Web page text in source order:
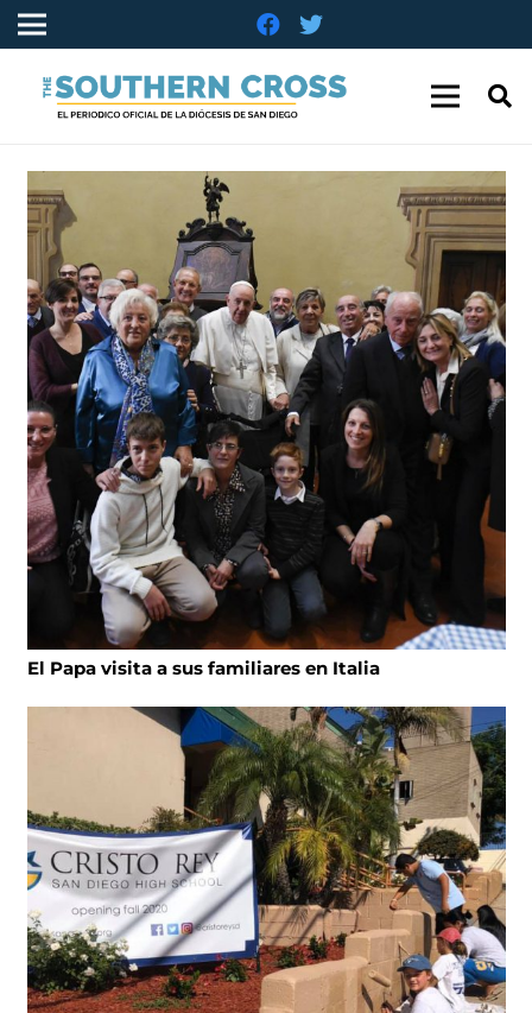
El Papa visita a sus familiares en Italia